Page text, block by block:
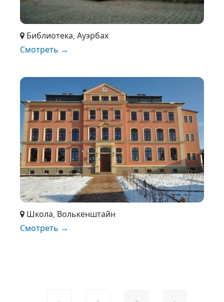
Библиотека, Ауэрбах
Смотреть →
Школа, Волькенштайн
Смотреть →